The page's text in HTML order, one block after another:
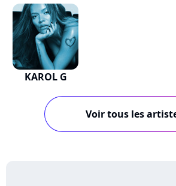
KAROL G
Voir tous les